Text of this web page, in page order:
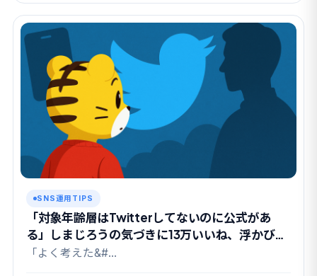
SNS運用TIPS
「対象年齢層はTwitterしてないのに公式があ
る」しまじろうの気づきに13万いいね、浮かび上
がった”親というパトロン”
「よく考えた&#…